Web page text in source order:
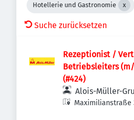
Hotellerie und Gastronomie
Suche zurücksetzen
Rezeptionist /
Betriebsleiters
(#424)
Alois-Müller-
Maximilianstraße